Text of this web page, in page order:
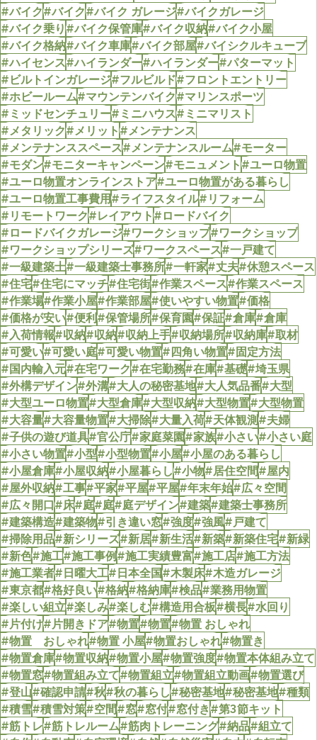
#バイク#バイク#バイク ガレージ#バイクガレージ
#バイク乗り#バイク保管庫#バイク収納#バイク小屋
#バイク格納#バイク車庫#バイク部屋#バイシクルキューブ
#ハイセンス#ハイランダー#ハイランダー#パターマット
#ビルトインガレージ#フルビルド#フロントエントリー
#ホビールーム#マウンテンバイク#マリンスポーツ
#ミッドセンチュリー#ミニハウス#ミニマリスト
#メタリック#メリット#メンテナンス
#メンテナンススペース#メンテナンスルーム#モーター
#モダン#モニターキャンペーン#モニュメント#ユーロ物置
#ユーロ物置オンラインストア#ユーロ物置がある暮らし
#ユーロ物置工事費用#ライフスタイル#リフォーム
#リモートワーク#レイアウト#ロードバイク
#ロードバイクガレージ#ワークショップ#ワークショップ
#ワークショップシリーズ#ワークスペース#一戸建て
#一級建築士#一級建築士事務所#一軒家#丈夫#休憩スペース
#住宅#住宅にマッチ#住宅街#作業スペース#作業スペース
#作業場#作業小屋#作業部屋#使いやすい物置#価格
#価格が安い#便利#保管場所#保育園#保証#倉庫#倉庫
#入荷情報#収納#収納#収納上手#収納場所#収納庫#取材
#可愛い#可愛い庭#可愛い物置#四角い物置#固定方法
#国内輸入元#在宅ワーク#在宅勤務#在庫#基礎#埼玉県
#外構デザイン#外溝#大人の秘密基地#大人気品番#大型
#大型ユーロ物置#大型倉庫#大型収納#大型物置#大型物置
#大容量#大容量物置#大掃除#大量入荷#天体観測#夫婦
#子供の遊び道具#官公庁#家庭菜園#家族#小さい#小さい庭
#小さい物置#小型#小型物置#小屋#小屋のある暮らし
#小屋倉庫#小屋収納#小屋暮らし#小物#居住空間#屋内
#屋外収納#工事#平家#平屋#平屋#年末年始#広々空間
#広々開口#床#庭#庭#庭デザイン#建築#建築士事務所
#建築構造#建築物#引き違い窓#強度#強風#戸建て
#掃除用品#新シリーズ#新居#新生活#新築#新築住宅#新緑
#新色#施工#施工事例#施工実績豊富#施工店#施工方法
#施工業者#日曜大工#日本全国#木製床#木造ガレージ
#東京都#格好良い#格納#格納庫#検品#業務用物置
#楽しい組立#楽しみ#楽しむ#構造用合板#横長#水回り
#片付け#片開きドア#物置#物置#物置 おしゃれ
#物置 おしゃれ#物置 小屋#物置おしゃれ#物置き
#物置倉庫#物置収納#物置小屋#物置強度#物置本体組み立て
#物置窓#物置組み立て#物置組立#物置組立動画#物置選び
#登山#確認申請#秋#秋の暮らし#秘密基地#秘密基地#種類
#積雪#積雪対策#空間#窓#窓付#窓付き#第3節キット
#筋トレ#筋トレルーム#筋肉トレーニング#納品#組立て